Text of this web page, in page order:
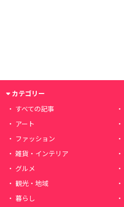
カテゴリー
すべての記事
アート
ファッション
雑貨・インテリア
グルメ
観光・地域
暮らし